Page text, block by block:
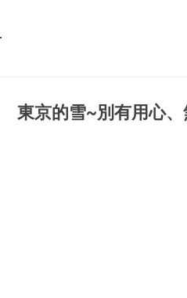
東京的雪~別有用心